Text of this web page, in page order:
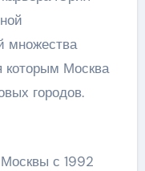
множества
которым Москва
городов.
с 1992